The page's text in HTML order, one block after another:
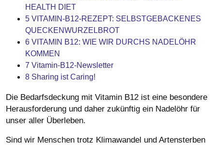
HEALTH DIET
5 VITAMIN-B12-REZEPT: SELBSTGEBACKENES
QUECKENWURZELBROT
6 VITAMIN B12: WIE WIR DURCHS NADELÖHR
KOMMEN
7 Vitamin-B12-Newsletter
8 Sharing ist Caring!
Die Bedarfsdeckung mit Vitamin B12 ist eine besondere
Herausforderung und daher zukünftig ein Nadelöhr für
unser aller Überleben.
Sind wir Menschen trotz Klimawandel und Artensterben